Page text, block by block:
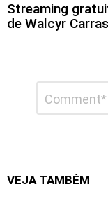
Streaming
de Walcyr
comentário
VEJA TAMBÉM